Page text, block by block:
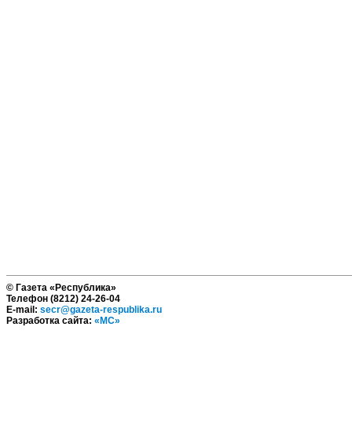
© Газета «Республика»
Телефон (8212) 24-26-04
E-mail: secr@gazeta-respublika.ru
Разработка сайта: «МС»